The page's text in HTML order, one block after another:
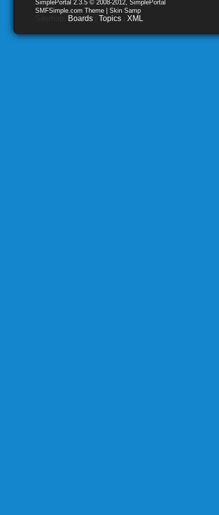
SimplePortal 2.3.5 © 2008-2012, SimplePortal
SMFSimple.com Theme | Skin Samp
Boards Topics XML